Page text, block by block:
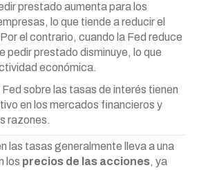
prestado aumenta para los
lo que tiende a reducir el
el contrario, cuando la Fed reduce
pedir prestado disminuye, lo que
económica.
sobre las tasas de interés tienen
en los mercados financieros y
razones.
las tasas generalmente lleva a una
los precios de las acciones, ya